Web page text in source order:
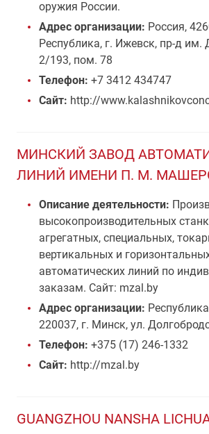
оружия России.
Адрес организации: Россия,
Республика, г. Ижевск, пр-д им.
2/193, пом. 78
Телефон: +7 3412 434747
Сайт: http://
МИНСКИЙ ЗАВОД
ЛИНИЙ ИМЕНИ П. М.
Описание деятельности:
высокопроизводительных
агрегатных, специальных,
вертикальных и
автоматических линий по
заказам. Сайт: mzal.by
Адрес организации:
220037, г. Минск, ул.
Телефон: +375 (17) 246-1332
Сайт: http://mzal.by
GUANGZHOU NANSHA